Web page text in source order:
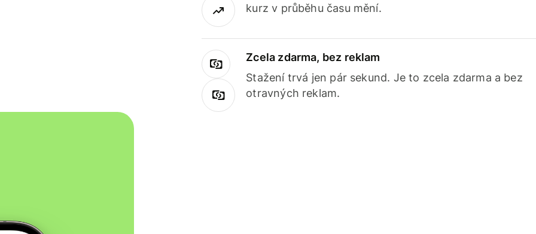
kurz v průběhu času mění.
Zcela zdarma, bez reklam
Stažení trvá jen pár sekund. Je to zcela zdarma a bez
otravných reklam.